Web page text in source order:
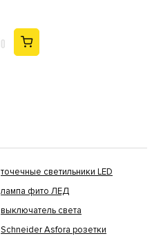
точечные светильники LED
лампа фито ЛЕД
выключатель света
Schneider Asfora розетки